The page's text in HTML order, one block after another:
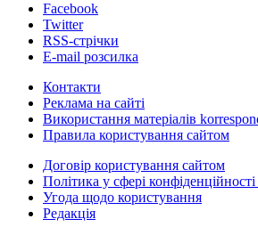
Facebook
Twitter
RSS-стрічки
E-mail розсилка
Контакти
Реклама на сайті
Використання матеріалів
Правила користування сайтом
Договір користування сайтом
Політика у сфері
Угода щодо користування
Редакція